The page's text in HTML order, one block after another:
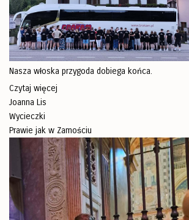
Nasza włoska przygoda dobiega końca.
Czytaj więcej
Joanna Lis
Wycieczki
Prawie jak w Zamościu